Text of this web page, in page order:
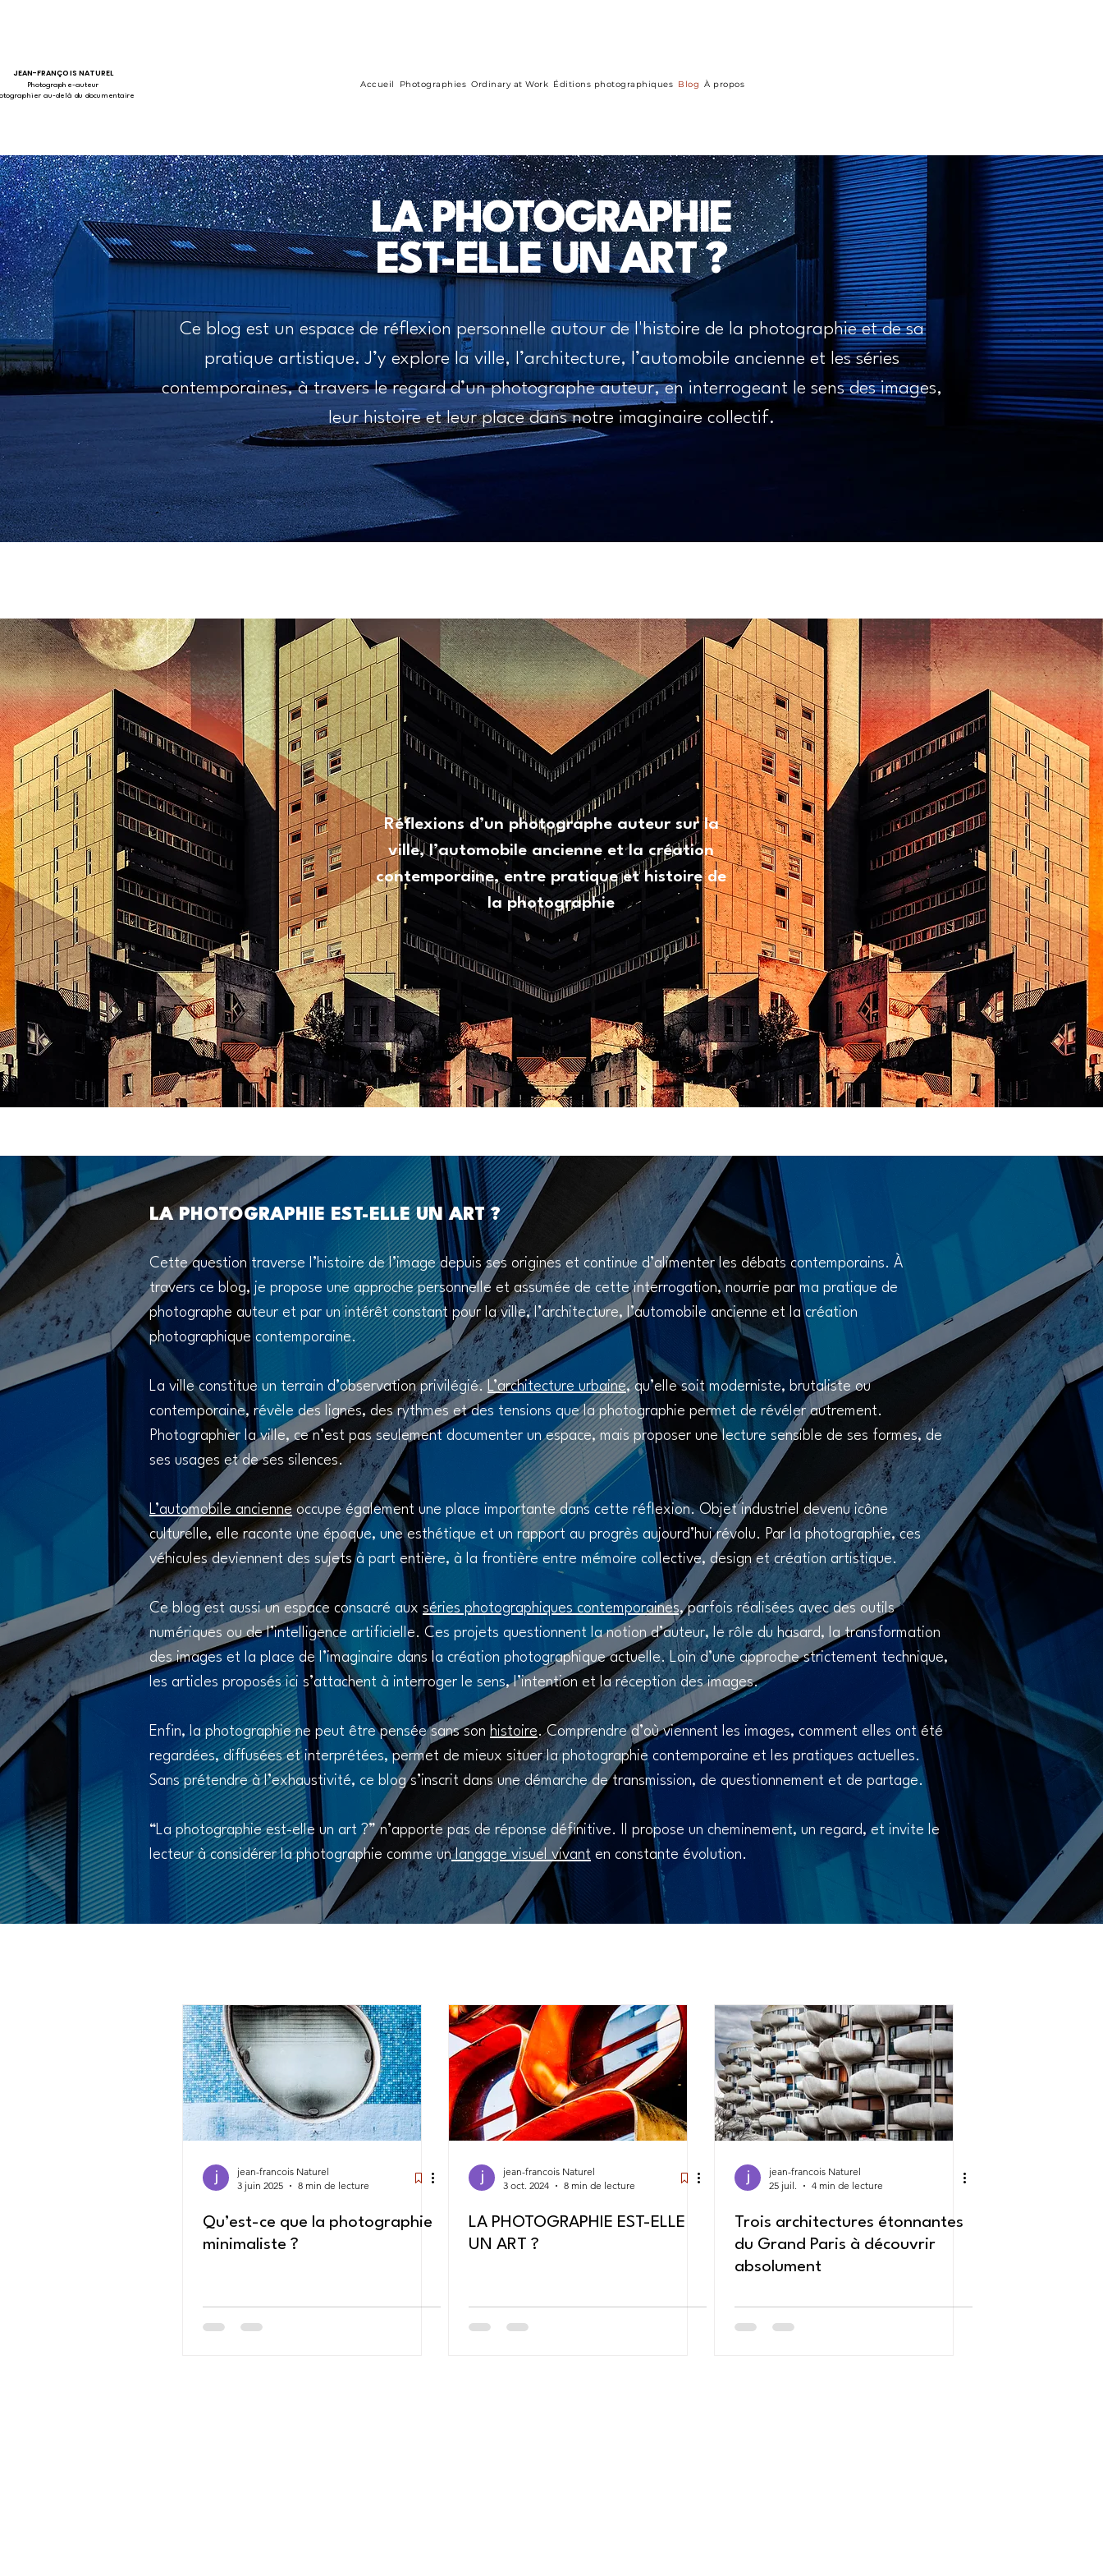
JEAN-FRANÇOIS NATUREL
Photographe-auteur
au-delà du documentaire
Accueil Photographies Ordinary at Work Éditions photographiques Blog À propos
LA PHOTOGRAPHIE
EST-ELLE UN ART ?
Ce blog est un espace de réflexion personnelle autour de l'histoire de la photographie et de sa
pratique artistique. J’y explore la ville, l’architecture, l’automobile ancienne et les séries
contemporaines, à travers le regard d’un photographe auteur, en interrogeant le sens des images,
leur histoire et leur place dans notre imaginaire collectif.
Réflexions d’un photographe auteur sur la
ville, l’automobile ancienne et la création
contemporaine, entre pratique et histoire de
la photographie
LA PHOTOGRAPHIE EST-ELLE UN ART ?
Cette question traverse l’histoire de l’image depuis ses origines et continue d’alimenter les débats contemporains. À
travers ce blog, je propose une approche personnelle et assumée de cette interrogation, nourrie par ma pratique de
photographe auteur et par un intérêt constant pour la ville, l’architecture, l’automobile ancienne et la création
photographique contemporaine.
La ville constitue un terrain d’observation privilégié. L’architecture urbaine, qu’elle soit moderniste, brutaliste ou
contemporaine, révèle des lignes, des rythmes et des tensions que la photographie permet de révéler autrement.
Photographier la ville, ce n’est pas seulement documenter un espace, mais proposer une lecture sensible de ses formes, de
ses usages et de ses silences.
L’automobile ancienneoccupe également une place importante dans cette réflexion. Objet industriel devenu icône
culturelle, elle raconte une époque, une esthétique et un rapport au progrès aujourd’hui révolu. Par la photographie, ces
véhicules deviennent des sujets à part entière, à la frontière entre mémoire collective, design et création artistique.
Ce blog est aussi un espace consacré aux séries photographiques contemporaines,parfois réalisées avec des outils
numériques ou de l’intelligence artificielle. Ces projets questionnent la notion d’auteur, le rôle du hasard, la transformation
des images et la place de l’imaginaire dans la création photographique actuelle. Loin d’une approche strictement technique,
les articles proposés ici s’attachent à interroger le sens, l’intention et la réception des images.
Enfin, la photographie ne peut être pensée sans son histoire. Comprendre d’où viennent les images, comment elles ont été
regardées, diffusées et interprétées, permet de mieux situer la photographie contemporaine et les pratiques actuelles.
Sans prétendre à l’exhaustivité, ce blog s’inscrit dans une démarche de transmission, de questionnement et de partage.
“La photographie est-elle un art ?” n’apporte pas de réponse définitive. Il propose un cheminement, un regard, et invite le
lecteur à considérer la photographie comme unlangage visuel vivant en constante évolution.
jean-francois Naturel
3 juin 2025
8 min de lecture
Qu’est-ce que la photographie
minimaliste ?
jean-francois Naturel
3 oct. 2024
8 min de lecture
LA PHOTOGRAPHIE EST-ELLE
UN ART ?
jean-francois Naturel
25 juil.
4 min de lecture
Trois architectures étonnantes
du Grand Paris à découvrir
absolument